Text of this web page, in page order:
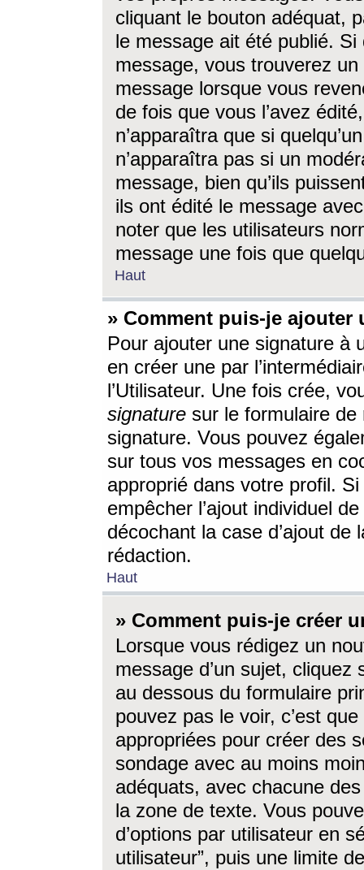
cliquant le bouton adéquat,
le message ait été publié. Si
message, vous trouverez
message lorsque vous
de fois que vous l’avez
n’apparaîtra que si
n’apparaîtra pas si un
message, bien qu’ils
ils ont édité le message
noter que les utilisateurs
message une fois que
Haut
» Comment puis-je ajouter
Pour ajouter une signature à
en créer une par
l’Utilisateur. Une fois crée,
signature sur le formulaire de
signature. Vous pouvez
sur tous vos messages en
approprié dans votre profil.
empêcher l’ajout individuel
décochant la case d’ajout
rédaction.
Haut
» Comment puis-je créer
Lorsque vous rédigez un
message d’un sujet, cliquez
au dessous du formulaire
pouvez pas le voir, c’est
appropriées pour créer des
sondage avec au moins
adéquats, avec chacune
la zone de texte. Vous
d’options par utilisateur en
utilisateur”, puis une limite